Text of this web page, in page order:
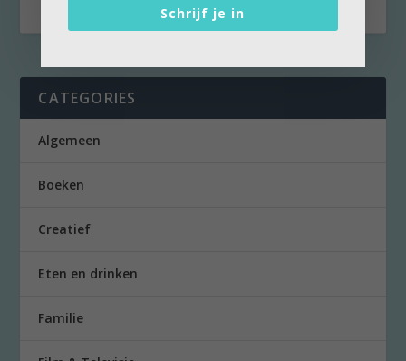
CATEGORIES
Algemeen
Boeken
Creatief
Eten en drinken
Familie
Schrijf je in